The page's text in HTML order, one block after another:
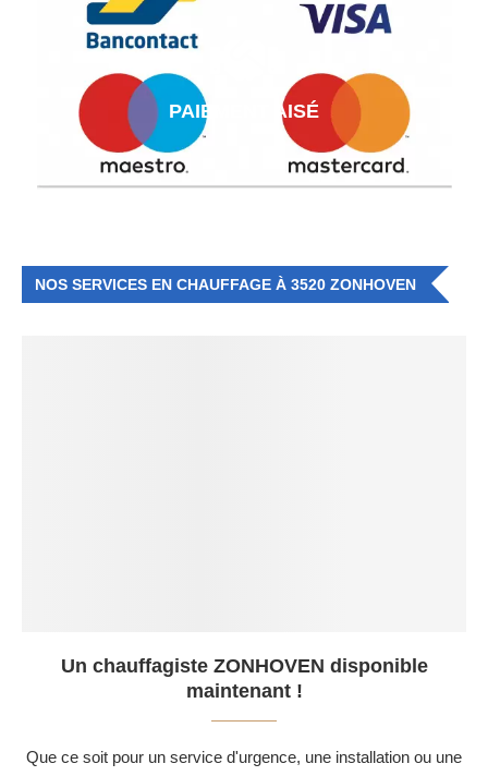
PAIEMENT AISÉ
NOS SERVICES EN CHAUFFAGE À 3520 ZONHOVEN
Un chauffagiste ZONHOVEN disponible
maintenant !
Que ce soit pour un service d'urgence, une installation ou une